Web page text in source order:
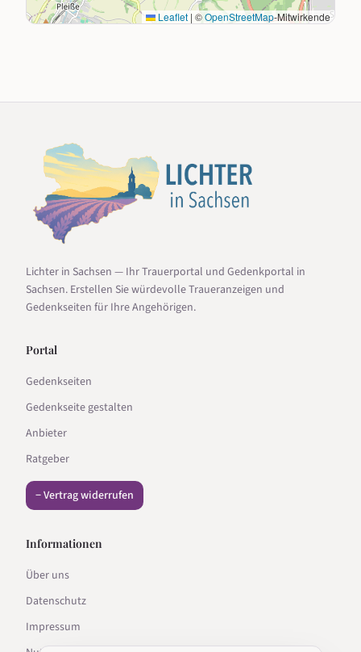
Leaflet | ©OpenStreetMap-Mitwirkende
Lichter in Sachsen — Ihr Trauerportal und Gedenkportal in
Sachsen. Erstellen Sie würdevolle Traueranzeigen und
Gedenkseiten für Ihre Angehörigen.
Portal
Gedenkseiten
Gedenkseite gestalten
Anbieter
Ratgeber
− Vertrag widerrufen
Informationen
Über uns
Datenschutz
Impressum